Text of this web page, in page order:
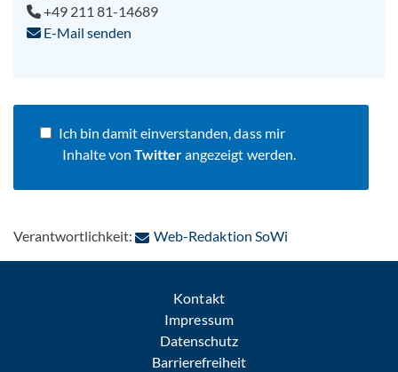
+49 211 81-14689
E-Mail senden
Ich bin damit einverstanden, dass mir
Inhalte vonTwitterangezeigt werden.
Verantwortlichkeit: Web-Redaktion SoWi: Per E-Mail
Kontakt
Impressum
Datenschutz
Barrierefreiheit